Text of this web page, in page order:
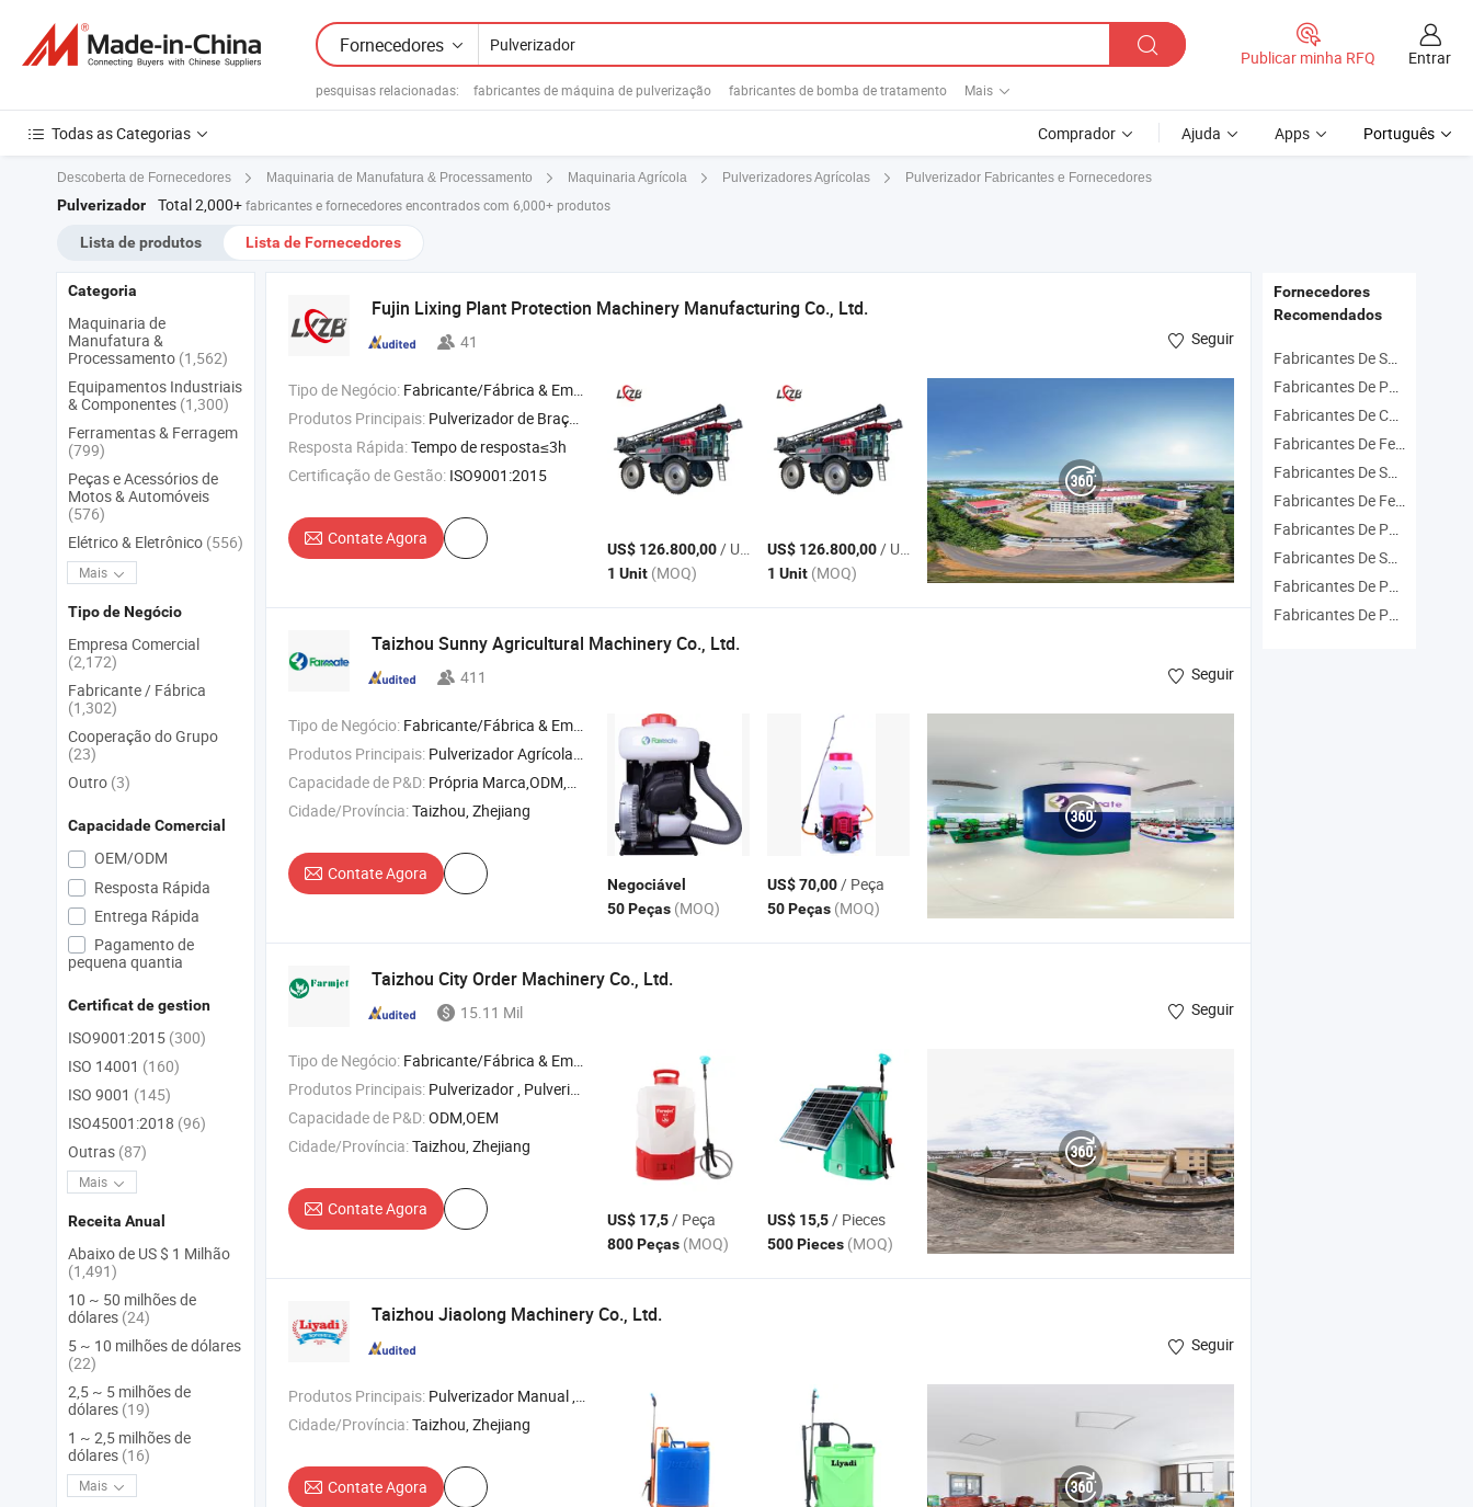
Fornecedores
pesquisas relacionadas: fabricantes de máquina de pulverização fabricantes de bomba de tratamento Mais
Publicar minha RFQ Entrar
Todas as Categorias Comprador Ajuda Apps Português
Descoberta de Fornecedores Maquinaria de Manufatura & Processamento Maquinaria Agrícola Pulverizadores Agrícolas Pulverizador Fabricantes e Fornecedores
Pulverizador Total 2,000+fabricantes e fornecedores encontrados com 6,000+ produtos
Lista de produtos Lista de Fornecedores
Fujin Lixing Plant Protection Machinery Manufacturing Co., Ltd.
41 Seguir
Tipo de Negócio: Fabricante/Fábrica & Empresa Comercial
Produtos Principais: Pulverizador de Braço Montado , Pulverizador de Braço Reboque , Pulverizador Autopropelido , Pulverizador de Pomar
Resposta Rápida:Tempo de resposta≤3h
Certificação de Gestão: ISO9001:2015
Contate Agora
US$ 126.800,00/ Unit
1 Unit (MOQ)
US$ 126.800,00/ Unit
1 Unit (MOQ)
Taizhou Sunny Agricultural Machinery Co., Ltd.
411 Seguir
Tipo de Negócio: Fabricante/Fábrica & Empresa Comercial
Produtos Principais: Pulverizador Agrícola de Trator , Pulverizador a Bateria , Pulverizador Elétrico , Bomba de Pulverização , Pulverizador Manual
Capacidade de P&D: Própria Marca,ODM,OEM
Cidade/Província:Taizhou, Zhejiang
Contate Agora
Negociável
50 Peças (MOQ)
US$ 70,00/ Peça
50 Peças (MOQ)
Taizhou City Order Machinery Co., Ltd.
15.11 Mil Seguir
Tipo de Negócio: Fabricante/Fábrica & Empresa Comercial
Produtos Principais: Pulverizador , Pulverizador Costal , Pulverizador de Mochila , Pulverizador Elétrico , Pulverizador a Bateria
Capacidade de P&D:ODM,OEM
Cidade/Província:Taizhou, Zhejiang
Contate Agora
US$ 17,5/ Peça
800 Peças (MOQ)
US$ 15,5/ Pieces
500 Pieces (MOQ)
Taizhou Jiaolong Machinery Co., Ltd.
Seguir
Produtos Principais: Pulverizador Manual , Pulverizador Elétrico , Pulverizador de Potência , Pulverizador Costal , Pulverizador de Gatilho
Cidade/Província:Taizhou, Zhejiang
Contate Agora
Categoria
Maquinaria de
Manufatura &
Processamento (1,562)
Equipamentos Industriais
& Componentes (1,300)
Ferramentas & Ferragem
(799)
Peças e Acessórios de
Motos & Automóveis
(576)
Elétrico & Eletrônico (556)
Mais
Tipo de Negócio
Empresa Comercial
(2,172)
Fabricante / Fábrica
(1,302)
Cooperação do Grupo
(23)
Outro (3)
Capacidade Comercial
OEM/ODM
Resposta Rápida
Entrega Rápida
Pagamento de
pequena quantia
Certificat de gestion
ISO9001:2015 (300)
ISO 14001 (160)
ISO 9001 (145)
ISO45001:2018 (96)
Outras (87)
Mais
Receita Anual
Abaixo de US $ 1 Milhão
(1,491)
10 ~ 50 milhões de
dólares (24)
5 ~ 10 milhões de dólares
(22)
2,5 ~ 5 milhões de
dólares (19)
1 ~ 2,5 milhões de
dólares (16)
Mais
Fornecedores
Recomendados
Fabricantes De Spray De Cosmético
Fabricantes De Pulverizador Elétrico
Fabricantes De Cortador De Grama
Fabricantes De Ferramentas De Jardim
Fabricantes De Spray
Fabricantes De Ferramentas Agrícolas
Fabricantes De Pulverizador
Fabricantes De Spray De Água
Fabricantes De Pulverizador Agrícola
Fabricantes De Pulverizador Costal